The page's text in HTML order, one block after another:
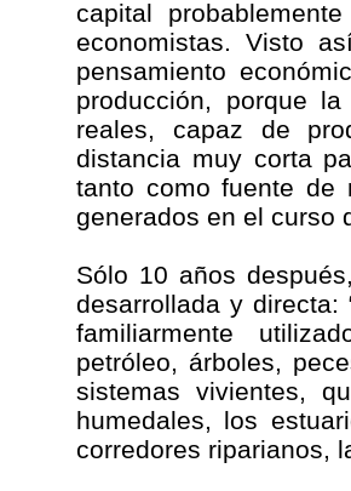
capital
economistas. Visto
pensamiento
producción, porque
reales, capaz de
distancia muy corta
tanto como fuente de
generados en el curso
Sólo 10 años
desarrollada y directa:
familiarmente
petróleo, árboles,
sistemas vivientes,
humedales, los
corredores riparianos,